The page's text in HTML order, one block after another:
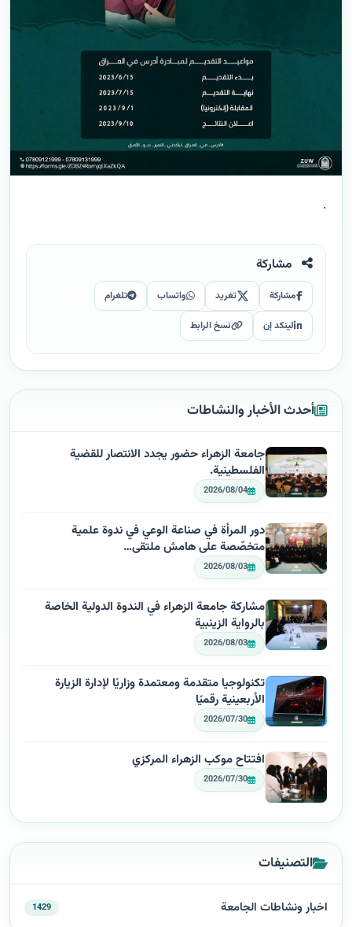
.
مشاركة
مشاركة تغريد واتساب تلغرام
لينكد إن نسخ الرابط
أحدث الأخبار والنشاطات
جامعة الزهراء حضور يجدد الانتصار للقضية
الفلسطينية.
2026/08/04
دور المرأة في صناعة الوعي في ندوة علمية
متخصّصة على هامش ملتقى…
2026/08/03
مشاركة جامعة الزهراء في الندوة الدولية الخاصة
بالرواية الزينبية
2026/08/03
تكنولوجيا متقدمة ومعتمدة وزاريًا لإدارة الزيارة
الأربعينية رقميًا
2026/07/30
افتتاح موكب الزهراء المركزي
2026/07/30
التصنيفات
اخبار ونشاطات الجامعة 1429